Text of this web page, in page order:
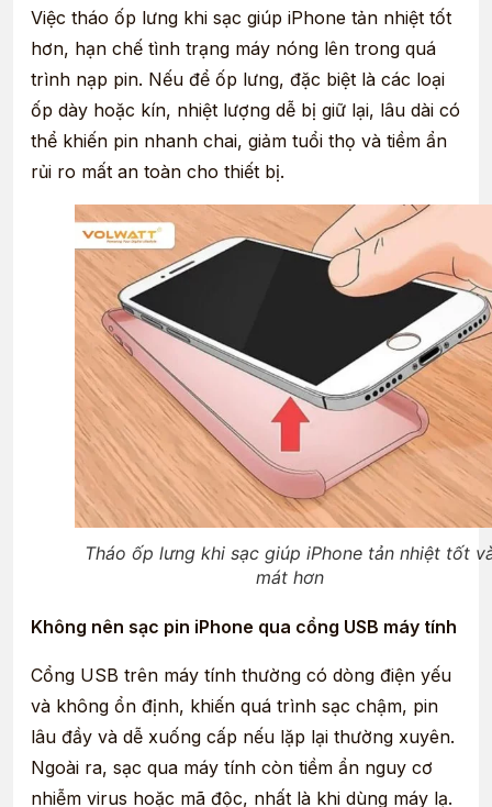
Việc tháo ốp lưng khi sạc giúp iPhone tản nhiệt tốt
hơn, hạn chế tình trạng máy nóng lên trong quá
trình nạp pin. Nếu để ốp lưng, đặc biệt là các loại
ốp dày hoặc kín, nhiệt lượng dễ bị giữ lại, lâu dài có
thể khiến pin nhanh chai, giảm tuổi thọ và tiềm ẩn
rủi ro mất an toàn cho thiết bị.
Tháo ốp lưng khi sạc giúp iPhone tản nhiệt tốt
mát hơn
Không nên sạc pin iPhone qua cổng USB máy tính
Cổng USB trên máy tính thường có dòng điện yếu
và không ổn định, khiến quá trình sạc chậm, pin
lâu đầy và dễ xuống cấp nếu lặp lại thường xuyên.
Ngoài ra, sạc qua máy tính còn tiềm ẩn nguy cơ
nhiễm virus hoặc mã độc, nhất là khi dùng máy lạ.